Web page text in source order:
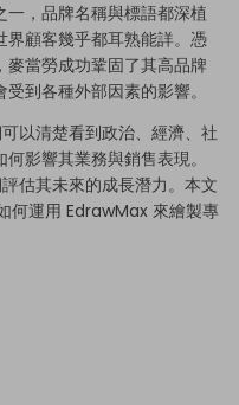
，品牌名稱與標語都深植
界顧客幾乎都耳熟能詳。憑
當勞成功鞏固了其高品牌
到各種外部因素的影響。
可以清楚看到政治、經濟、社
影響其業務與銷售表現。
估其未來的成長潛力。本文
何運用 EdrawMax 來繪製專